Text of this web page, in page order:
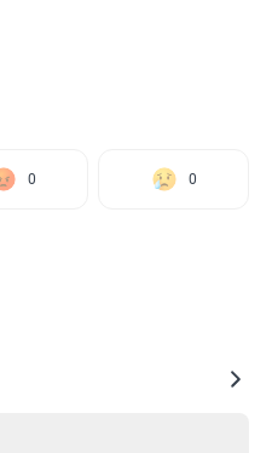
0 0